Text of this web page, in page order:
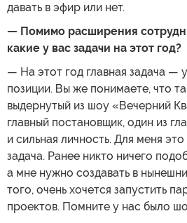
давать в эфир или нет.
— Помимо расширения
какие у вас задачи на этот год?
— На этот год главная задача —
позиции. Вы же понимаете, что
выдернутый из шоу «Вечерний
главный постановщик, один из
и сильная личность. Для меня
задача. Ранее никто ничего
а мне нужно создавать в
того, очень хочется запустить
проектов. Помните у нас было